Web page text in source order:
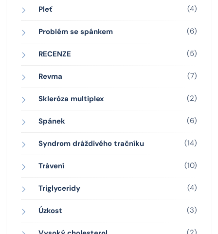
Pleť (4)
Problém se spánkem (6)
RECENZE (5)
Revma (7)
Skleróza multiplex (2)
Spánek (6)
Syndrom dráždivého tračníku (14)
Trávení (10)
Triglyceridy (4)
Úzkost (3)